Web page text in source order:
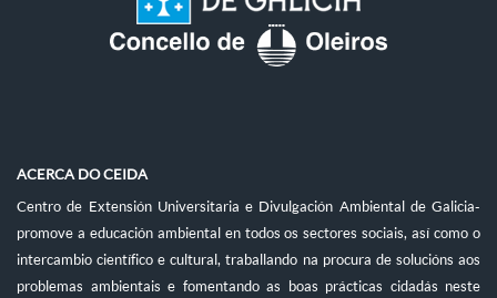
ACERCA DO CEIDA
Centro de Extensión Universitaria e Divulgación Ambiental de Galicia-
promove a educación ambiental en todos os sectores sociais, así como o
intercambio científico e cultural, traballando na procura de solucións aos
problemas ambientais e fomentando as boas prácticas cidadás neste